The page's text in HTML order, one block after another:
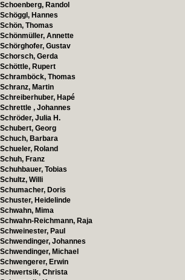
Schoenberg, Randol
Schöggl, Hannes
Schön, Thomas
Schönmüller, Annette
Schörghofer, Gustav
Schorsch, Gerda
Schöttle, Rupert
Schramböck, Thomas
Schranz, Martin
Schreiberhuber, Hapé
Schrettle , Johannes
Schröder, Julia H.
Schubert, Georg
Schuch, Barbara
Schueler, Roland
Schuh, Franz
Schuhbauer, Tobias
Schultz, Willi
Schumacher, Doris
Schuster, Heidelinde
Schwahn, Mima
Schwahn-Reichmann, Raja
Schweinester, Paul
Schwendinger, Johannes
Schwendinger, Michael
Schwengerer, Erwin
Schwertsik, Christa